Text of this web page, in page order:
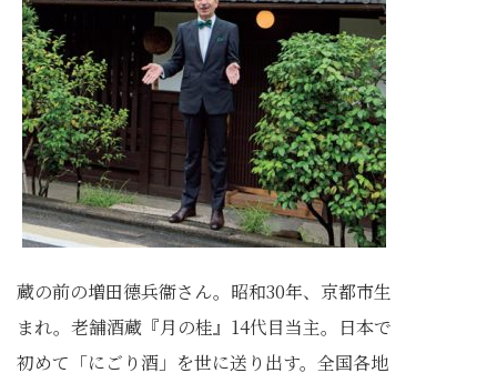
蔵の前の増田德兵衞さん。昭和30年、京都市生
まれ。老舗酒蔵『月の桂』14代目当主。日本で
初めて「にごり酒」を世に送り出す。全国各地